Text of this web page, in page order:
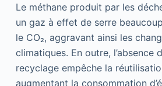
Le méthane produit par les
un gaz à effet de serre
le CO₂, aggravant ainsi les
climatiques. En outre, l’absence
recyclage empêche la
augmentant la consommation